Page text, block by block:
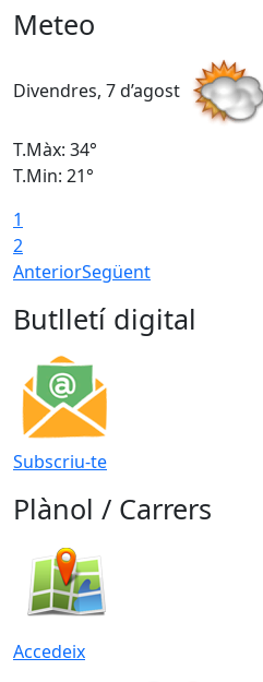
Meteo
Divendres, 7 d’agost
T.Màx: 34°
T.Min: 21°
1
2
AnteriorSegüent
Butlletí digital
Subscriu-te
Plànol / Carrers
Accedeix